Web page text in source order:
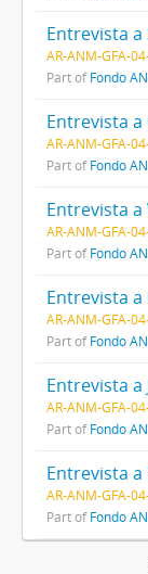
Entrevista a
AR-ANM-GFA-
Part ofFondo
Entrevista
AR-ANM-GFA-
Part ofFondo
Entrevista a
AR-ANM-GFA-
Part ofFondo
Entrevista a
AR-ANM-GFA-
Part ofFondo
Entrevista a
AR-ANM-GFA-
Part ofFondo
Entrevista
AR-ANM-GFA-
Part ofFondo